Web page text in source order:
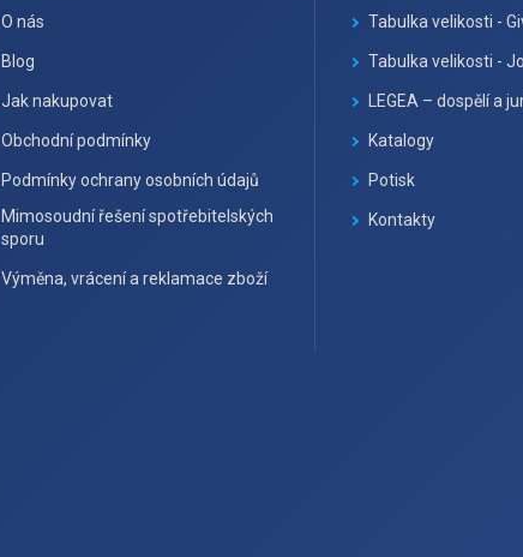
O nás
Blog
Jak nakupovat
Obchodní podmínky
Podmínky ochrany osobních údajů
Mimosoudní řešení spotřebitelských
sporu
Výměna, vrácení a reklamace zboží
Tabulka velikosti -
Tabulka velikosti -
LEGEA – dospělí a
Katalogy
Potisk
Kontakty